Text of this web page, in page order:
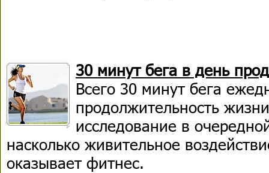
30 минут бега в день
Всего 30 минут бега
продолжительность
исследование в
насколько живительное
оказывает фитнес.